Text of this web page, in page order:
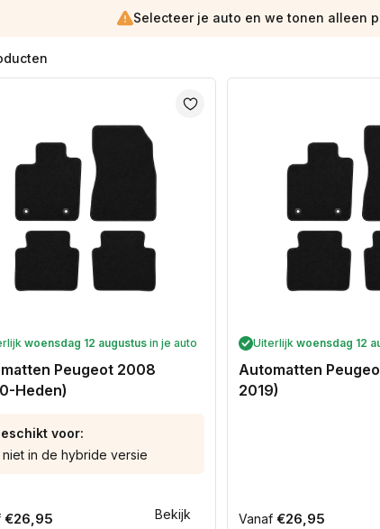
Selecteer je auto en we tonen alleen
Bekijk
woensdag 12 augustus in je auto
Peugeot 2008
Heden)
voor:
niet in de hybride versie
€26,95
Uiterlijk woensdag 12
Automatten
2019)
Normale
Vanaf €26,95